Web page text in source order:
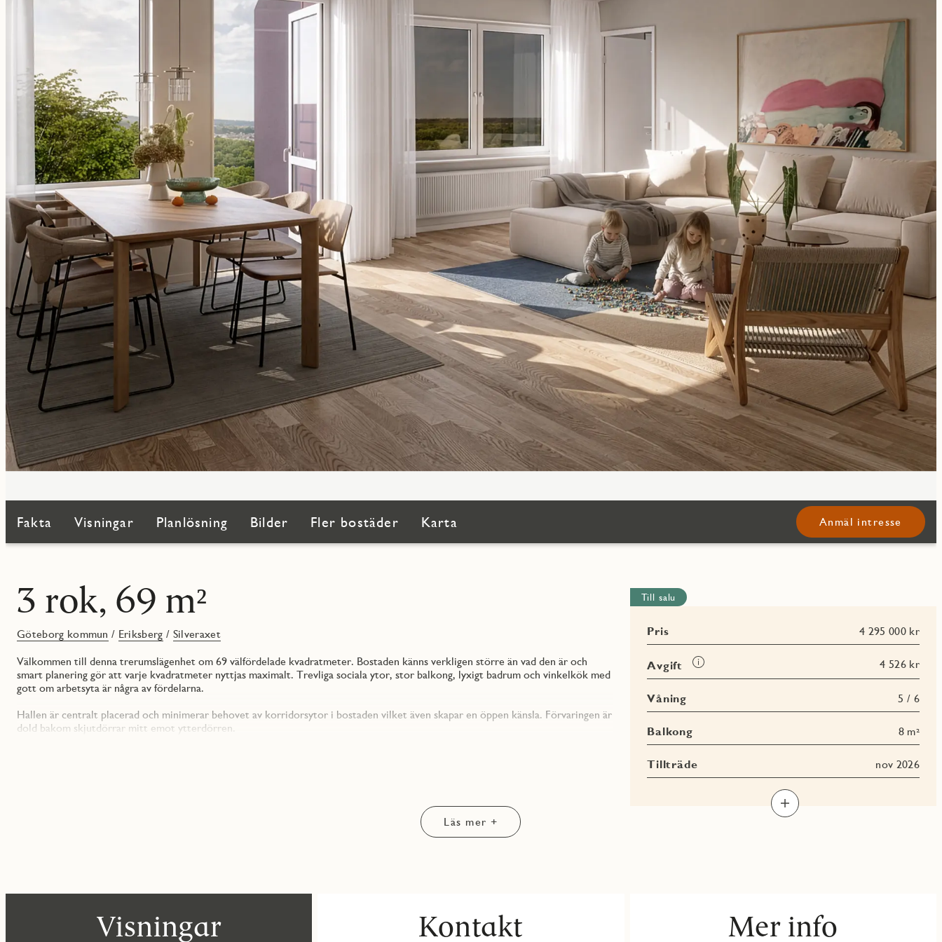
Fakta Visningar Planlösning Bilder Fler bostäder Karta Anmäl intresse
3 rok, 69 m²
Göteborg kommun / Eriksberg / Silveraxet
Välkommen till denna trerumslägenhet om 69 välfördelade kvadratmeter. Bostaden känns verkligen större än vad den är och
smart planering gör att varje kvadratmeter nyttjas maximalt. Trevliga sociala ytor, stor balkong, lyxigt badrum och vinkelkök med
gott om arbetsyta är några av fördelarna.
Hallen är centralt placerad och minimerar behovet av korridorsytor i bostaden vilket även skapar en öppen känsla. Förvaringen är
dold bakom skjutdörrar mitt emot ytterdörren.
Du kliver vidare in till vardagsrummet som disponeras i en öppen planlösning med köket, en yteffektiv lösning som dessutom gör
att du aldrig behöver lämna gästerna under middagsbjudningen utan kan hänga med i konversationen även när du står vid spisen.
Köket ligger i en vinkel vilket ger riktigt goda arbetsytor och det kommer såklart utrustat med den maskinella utrustningen som
Det stilrena badrummet är inrett med moderna material och har separat tvättmaskin och torktumlare, vilket förenklar vardagen.
Till salu
Pris 4 295 000 kr
Avgift
Läs
mer
4 526 kr
Våning 5 / 6
Balkong 8 m²
Tillträde nov 2026
Läs mer +
Visningar Kontakt Mer info